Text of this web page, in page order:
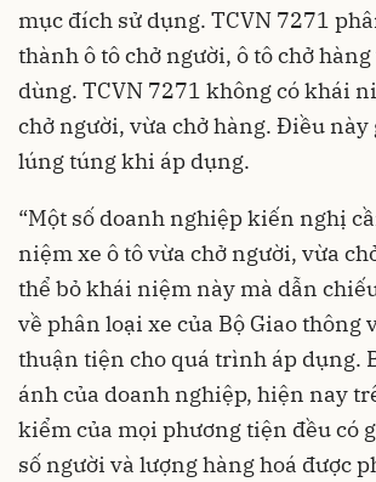
mục đích sử dụng. TCVN 7271
thành ô tô chở người, ô tô chở
dùng. TCVN 7271 không có khái
chở người, vừa chở hàng. Điều
lúng túng khi áp dụng.
“Một số doanh nghiệp kiến nghị
niệm xe ô tô vừa chở người, vừa
thể bỏ khái niệm này mà dẫn
về phân loại xe của Bộ Giao thông
thuận tiện cho quá trình áp dụng.
ánh của doanh nghiệp, hiện nay
kiểm của mọi phương tiện đều có
số người và lượng hàng hoá được